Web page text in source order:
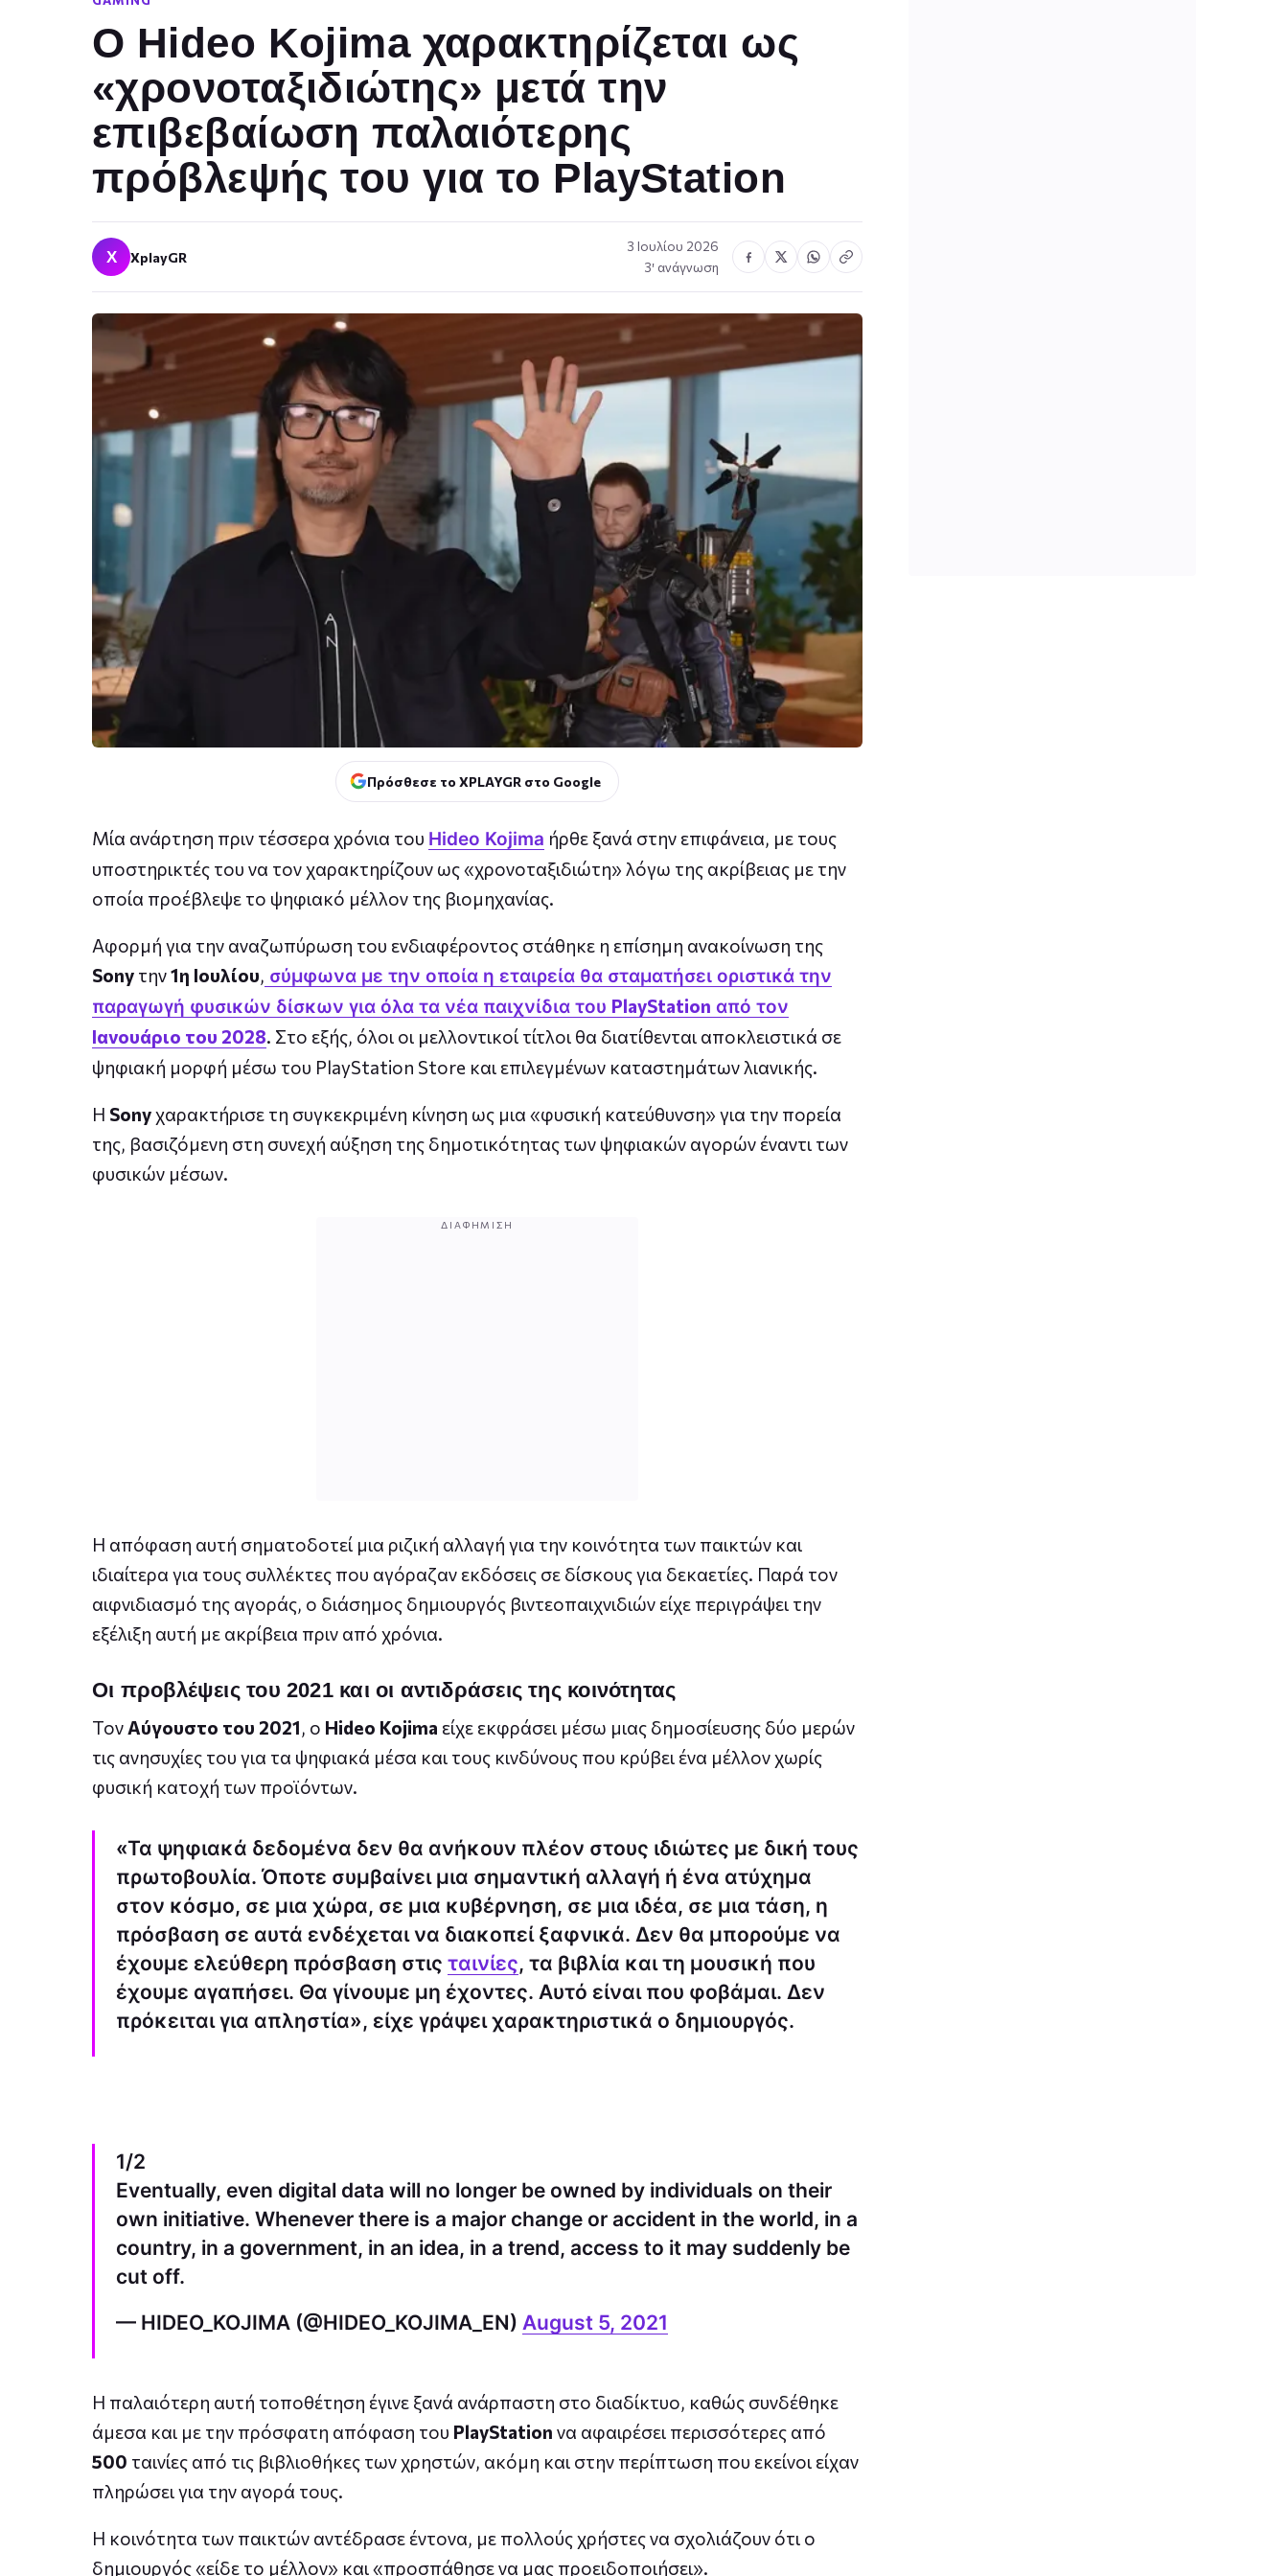
Ο Hideo Kojima χαρακτηρίζεται ως
«χρονοταξιδιώτης» μετά την
επιβεβαίωση παλαιότερης
πρόβλεψής του για το PlayStation
X XplayGR
3 Ιουλίου 2026
3′ ανάγνωση
Πρόσθεσε το XPLAYGR στο Google
Μία ανάρτηση πριν τέσσερα χρόνια του Hideo Kojima ήρθε ξανά στην επιφάνεια, με τους
υποστηρικτές του να τον χαρακτηρίζουν ως «χρονοταξιδιώτη» λόγω της ακρίβειας με την
οποία προέβλεψε το ψηφιακό μέλλον της βιομηχανίας.
Αφορμή για την αναζωπύρωση του ενδιαφέροντος στάθηκε η επίσημη ανακοίνωση της
Sony την1η Ιουλίου, σύμφωνα με την οποία η εταιρεία θα σταματήσει οριστικά την
παραγωγή φυσικών δίσκων για όλα τα νέα παιχνίδια του PlayStation από τον
Ιανουάριο του 2028. Στο εξής, όλοι οι μελλοντικοί τίτλοι θα διατίθενται αποκλειστικά σε
ψηφιακή μορφή μέσω του PlayStation Store και επιλεγμένων καταστημάτων λιανικής.
Η Sonyχαρακτήρισε τη συγκεκριμένη κίνηση ως μια «φυσική κατεύθυνση» για την πορεία
της, βασιζόμενη στη συνεχή αύξηση της δημοτικότητας των ψηφιακών αγορών έναντι των
φυσικών μέσων.
ΔΙΑΦΉΜΙΣΗ
Η απόφαση αυτή σηματοδοτεί μια ριζική αλλαγή για την κοινότητα των παικτών και
ιδιαίτερα για τους συλλέκτες που αγόραζαν εκδόσεις σε δίσκους για δεκαετίες. Παρά τον
αιφνιδιασμό της αγοράς, ο διάσημος δημιουργός βιντεοπαιχνιδιών είχε περιγράψει την
εξέλιξη αυτή με ακρίβεια πριν από χρόνια.
Οι προβλέψεις του 2021 και οι αντιδράσεις της κοινότητας
ΤονΑύγουστο του 2021, ο Hideo Kojima είχε εκφράσει μέσω μιας δημοσίευσης δύο μερών
τις ανησυχίες του για τα ψηφιακά μέσα και τους κινδύνους που κρύβει ένα μέλλον χωρίς
φυσική κατοχή των προϊόντων.
«Τα ψηφιακά δεδομένα δεν θα ανήκουν πλέον στους ιδιώτες με δική τους
πρωτοβουλία. Όποτε συμβαίνει μια σημαντική αλλαγή ή ένα ατύχημα
στον κόσμο, σε μια χώρα, σε μια κυβέρνηση, σε μια ιδέα, σε μια τάση, η
πρόσβαση σε αυτά ενδέχεται να διακοπεί ξαφνικά. Δεν θα μπορούμε να
έχουμε ελεύθερη πρόσβαση στις ταινίες, τα βιβλία και τη μουσική που
έχουμε αγαπήσει. Θα γίνουμε μη έχοντες. Αυτό είναι που φοβάμαι. Δεν
πρόκειται για απληστία», είχε γράψει χαρακτηριστικά ο δημιουργός.
1/2
Eventually, even digital data will no longer be owned by individuals on their
own initiative. Whenever there is a major change or accident in the world, in a
country, in a government, in an idea, in a trend, access to it may suddenly be
cut off.
— HIDEO_KOJIMA (@HIDEO_KOJIMA_EN) August 5, 2021
Η παλαιότερη αυτή τοποθέτηση έγινε ξανά ανάρπαστη στο διαδίκτυο, καθώς συνδέθηκε
άμεσα και με την πρόσφατη απόφαση του PlayStation να αφαιρέσει περισσότερες από
500 ταινίες από τις βιβλιοθήκες των χρηστών, ακόμη και στην περίπτωση που εκείνοι είχαν
πληρώσει για την αγορά τους.
Η κοινότητα των παικτών αντέδρασε έντονα, με πολλούς χρήστες να σχολιάζουν ότι ο
δημιουργός «είδε το μέλλον» και «προσπάθησε να μας προειδοποιήσει».